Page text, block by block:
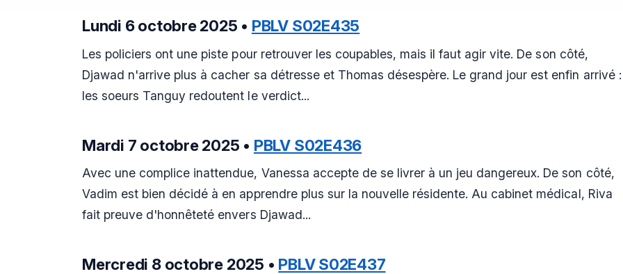
Lundi 6 octobre 2025 • PBLV S02E435
Les policiers ont une piste pour retrouver les coupables, mais il faut agir vite. De son côté,
Djawad n'arrive plus à cacher sa détresse et Thomas désespère. Le grand jour est enfin arrivé :
les soeurs Tanguy redoutent le verdict...
Mardi 7 octobre 2025 • PBLV S02E436
Avec une complice inattendue, Vanessa accepte de se livrer à un jeu dangereux. De son côté,
Vadim est bien décidé à en apprendre plus sur la nouvelle résidente. Au cabinet médical, Riva
fait preuve d'honnêteté envers Djawad...
Mercredi 8 octobre 2025 • PBLV S02E437